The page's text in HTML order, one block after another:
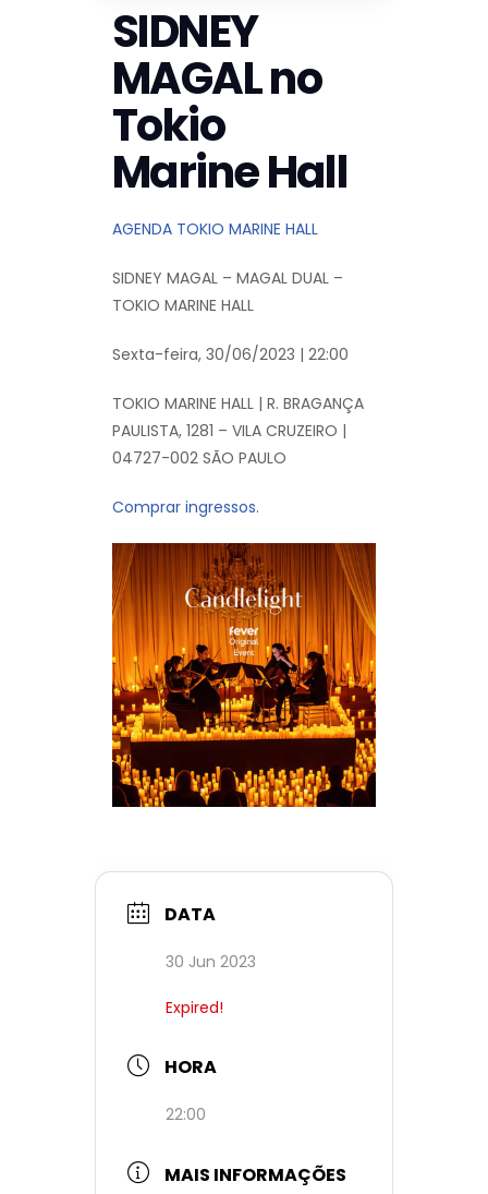
SIDNEY
MAGAL no
Tokio
Marine Hall
AGENDA TOKIO MARINE HALL
SIDNEY MAGAL – MAGAL DUAL –
TOKIO MARINE HALL
Sexta-feira, 30/06/2023 | 22:00
TOKIO MARINE HALL | R. BRAGANÇA
PAULISTA, 1281 – VILA CRUZEIRO |
04727-002 SÃO PAULO
Comprar ingressos.
DATA
30 Jun 2023
Expired!
HORA
22:00
MAIS INFORMAÇÕES